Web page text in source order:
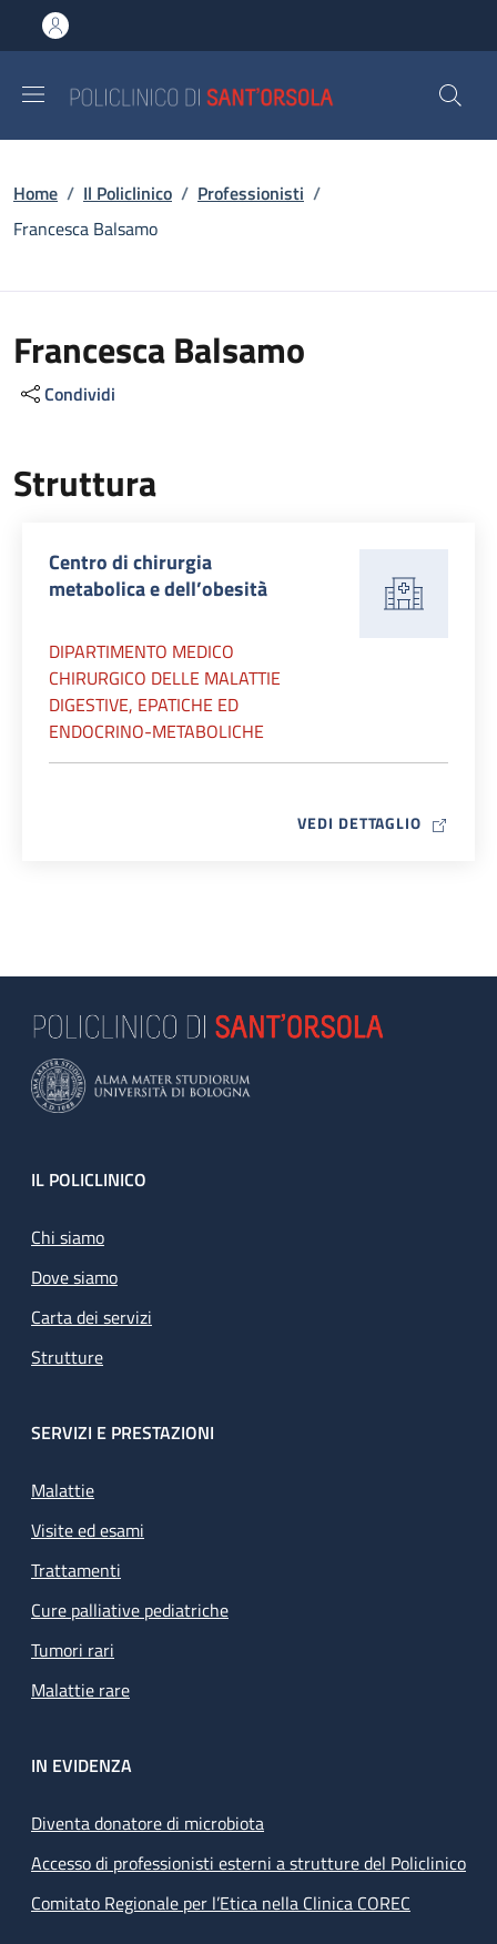
al contenuto principale
to footer content
Briciole di pane
Home / Il Policlinico / Professionisti /
Francesca Balsamo
Francesca Balsamo
Condividi
Struttura
Centro di chirurgia
metabolica e dell’obesità
DIPARTIMENTO MEDICO
CHIRURGICO DELLE MALATTIE
DIGESTIVE, EPATICHE ED
ENDOCRINO-METABOLICHE
VEDI DETTAGLIO MAP ICON
Footer
IL POLICLINICO
Chi siamo
Dove siamo
Carta dei servizi
Strutture
SERVIZI E PRESTAZIONI
Malattie
Visite ed esami
Trattamenti
Cure palliative pediatriche
Tumori rari
Malattie rare
IN EVIDENZA
Diventa donatore di microbiota
Accesso di professionisti esterni a strutture del Policlinico
Comitato Regionale per l’Etica nella Clinica COREC